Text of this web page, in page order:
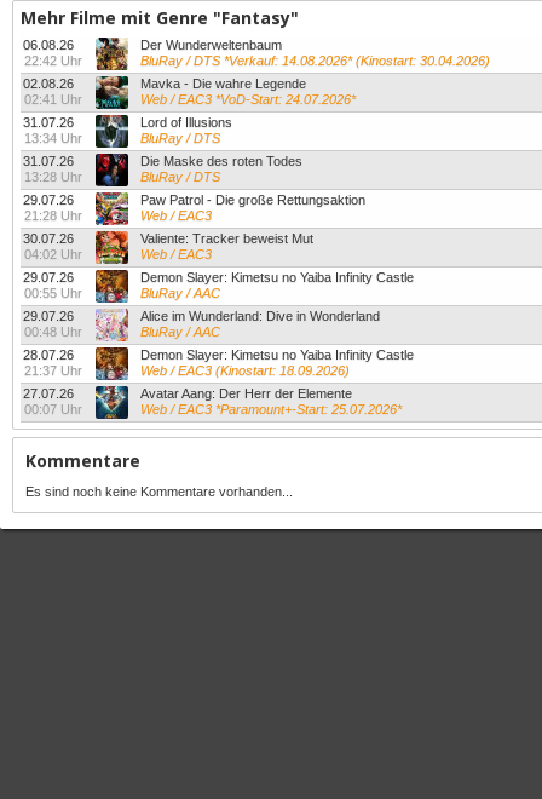
Mehr Filme mit Genre "Fantasy"
06.08.26
22:42 Uhr
Der Wunderweltenbaum
BluRay / DTS *Verkauf: 14.08.2026* (Kinostart: 30.04.2026)
02.08.26
02:41 Uhr
Mavka - Die wahre Legende
Web / EAC3 *VoD-Start: 24.07.2026*
31.07.26
13:34 Uhr
Lord of Illusions
BluRay / DTS
31.07.26
13:28 Uhr
Die Maske des roten Todes
BluRay / DTS
29.07.26
21:28 Uhr
Paw Patrol - Die große Rettungsaktion
Web / EAC3
30.07.26
04:02 Uhr
Valiente: Tracker beweist Mut
Web / EAC3
29.07.26
00:55 Uhr
Demon Slayer: Kimetsu no Yaiba Infinity Castle
BluRay / AAC
29.07.26
00:48 Uhr
Alice im Wunderland: Dive in Wonderland
BluRay / AAC
28.07.26
21:37 Uhr
Demon Slayer: Kimetsu no Yaiba Infinity Castle
Web / EAC3 (Kinostart: 18.09.2026)
27.07.26
00:07 Uhr
Avatar Aang: Der Herr der Elemente
Web / EAC3 *Paramount+-Start: 25.07.2026*
Kommentare
Es sind noch keine Kommentare vorhanden...